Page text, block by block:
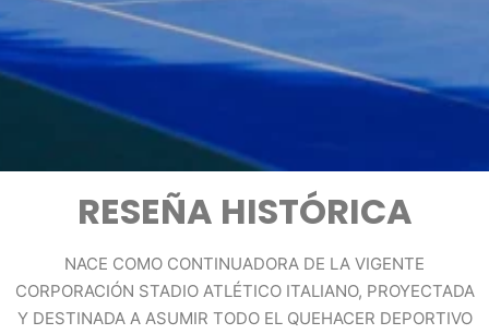
RESEÑA HISTÓRICA
NACE COMO CONTINUADORA DE LA VIGENTE
CORPORACIÓN STADIO ATLÉTICO ITALIANO, PROYECTADA
Y DESTINADA A ASUMIR TODO EL QUEHACER DEPORTIVO